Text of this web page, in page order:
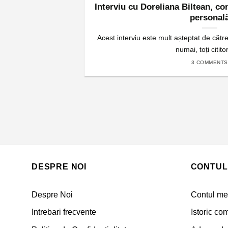
Interviu cu Doreliana Biltean,
Acest interviu este mult așteptat de
numai, toți
3 COMMENTS
DESPRE NOI
Despre Noi
Intrebari frecvente
Contul
Istoric